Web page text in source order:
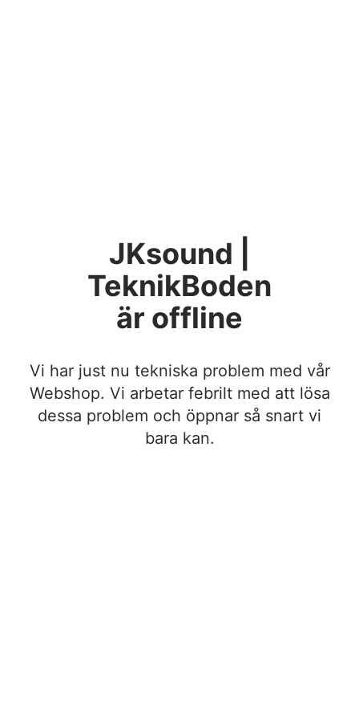
JKsound |
TeknikBoden
är offline
Vi har just nu tekniska problem med vår
Webshop. Vi arbetar febrilt med att lösa
dessa problem och öppnar så snart vi
bara kan.